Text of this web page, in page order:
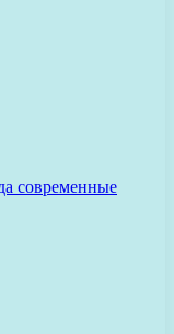
современные